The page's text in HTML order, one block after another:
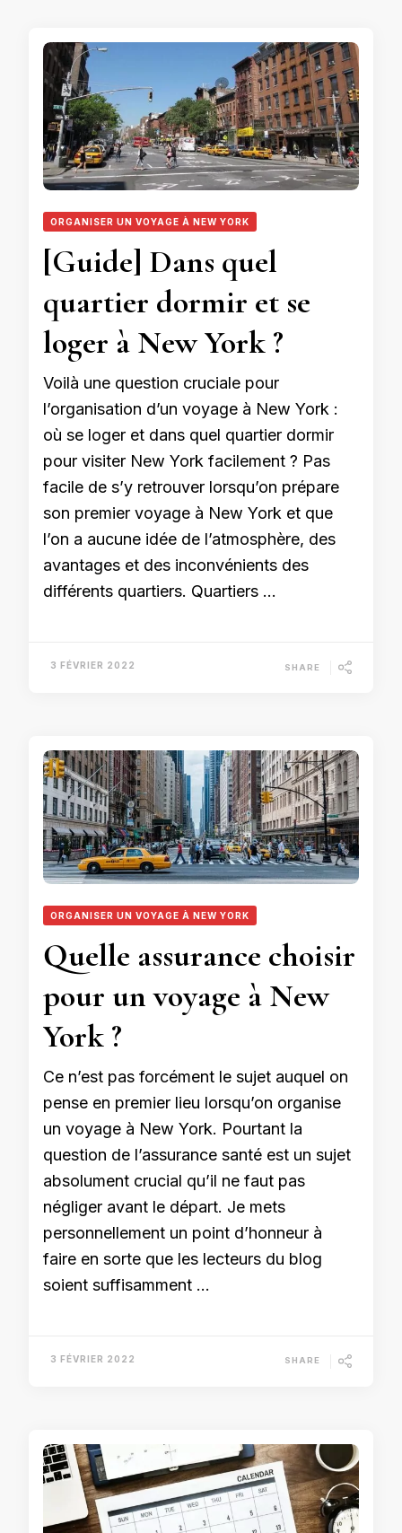
ORGANISER UN VOYAGE À NEW YORK
[Guide] Dans quel
quartier dormir et se
loger à New York ?
Voilà une question cruciale pour
l’organisation d’un voyage à New York :
où se loger et dans quel quartier dormir
pour visiter New York facilement ? Pas
facile de s’y retrouver lorsqu’on prépare
son premier voyage à New York et que
l’on a aucune idée de l’atmosphère, des
avantages et des inconvénients des
différents quartiers. Quartiers …
3 FÉVRIER 2022 SHARE
ORGANISER UN VOYAGE À NEW YORK
Quelle assurance choisir
pour un voyage à New
York ?
Ce n’est pas forcément le sujet auquel on
pense en premier lieu lorsqu’on organise
un voyage à New York. Pourtant la
question de l’assurance santé est un sujet
absolument crucial qu’il ne faut pas
négliger avant le départ. Je mets
personnellement un point d’honneur à
faire en sorte que les lecteurs du blog
soient suffisamment …
3 FÉVRIER 2022 SHARE